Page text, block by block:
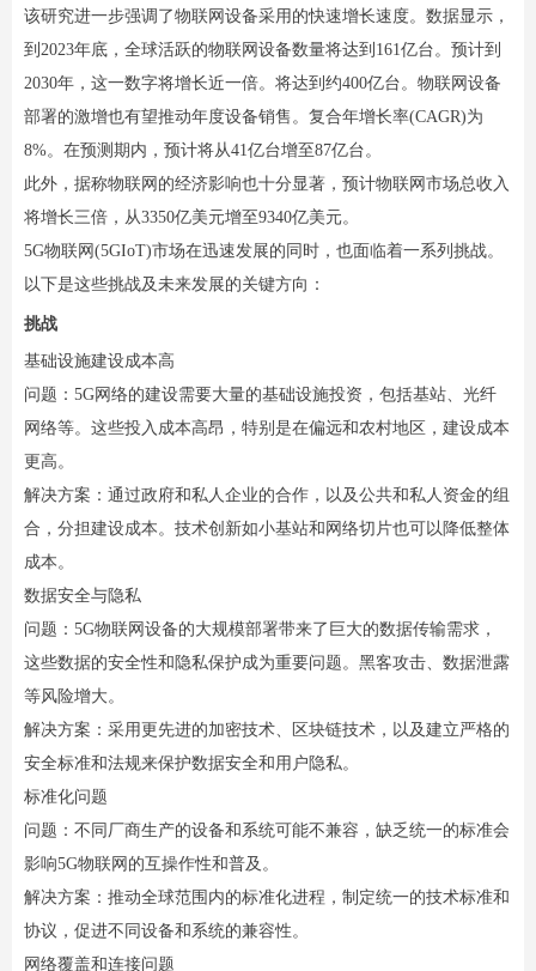
该研究进一步强调了物联网设备采用的快速增长速度。数据显示，
到2023年底，全球活跃的物联网设备数量将达到161亿台。预计到
2030年，这一数字将增长近一倍。将达到约400亿台。物联网设备
部署的激增也有望推动年度设备销售。复合年增长率(CAGR)为
8%。在预测期内，预计将从41亿台增至87亿台。
此外，据称物联网的经济影响也十分显著，预计物联网市场总收入
将增长三倍，从3350亿美元增至9340亿美元。
5G物联网(5GIoT)市场在迅速发展的同时，也面临着一系列挑战。
以下是这些挑战及未来发展的关键方向：
挑战
基础设施建设成本高
问题：5G网络的建设需要大量的基础设施投资，包括基站、光纤
网络等。这些投入成本高昂，特别是在偏远和农村地区，建设成本
更高。
解决方案：通过政府和私人企业的合作，以及公共和私人资金的组
合，分担建设成本。技术创新如小基站和网络切片也可以降低整体
成本。
数据安全与隐私
问题：5G物联网设备的大规模部署带来了巨大的数据传输需求，
这些数据的安全性和隐私保护成为重要问题。黑客攻击、数据泄露
等风险增大。
解决方案：采用更先进的加密技术、区块链技术，以及建立严格的
安全标准和法规来保护数据安全和用户隐私。
标准化问题
问题：不同厂商生产的设备和系统可能不兼容，缺乏统一的标准会
影响5G物联网的互操作性和普及。
解决方案：推动全球范围内的标准化进程，制定统一的技术标准和
协议，促进不同设备和系统的兼容性。
网络覆盖和连接问题